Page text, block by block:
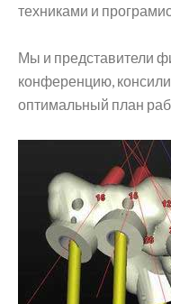
техниками и
Мы и представители
конференцию,
оптимальный план